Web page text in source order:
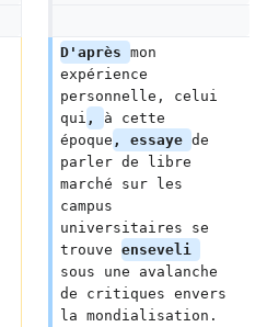
D'après mon
expérience
personnelle, celui
qui , à cette
époque , essaye de
parler de libre
marché sur les
campus
universitaires se
trouve enseveli
sous une avalanche
de critiques envers
la mondialisation.